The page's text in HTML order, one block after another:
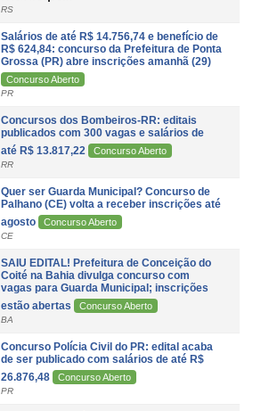
RS
Salários de até R$ 14.756,74 e benefício de
R$ 624,84: concurso da Prefeitura de Ponta
Grossa (PR) abre inscrições amanhã (29)
Concurso Aberto
PR
Concursos dos Bombeiros-RR: editais
publicados com 300 vagas e salários de
até R$ 13.817,22
Concurso Aberto
RR
Quer ser Guarda Municipal? Concurso de
Palhano (CE) volta a receber inscrições até
agosto
Concurso Aberto
CE
SAIU EDITAL! Prefeitura de Conceição do
Coité na Bahia divulga concurso com
vagas para Guarda Municipal; inscrições
estão abertas
Concurso Aberto
BA
Concurso Polícia Civil do PR: edital acaba
de ser publicado com salários de até R$
26.876,48
Concurso Aberto
PR